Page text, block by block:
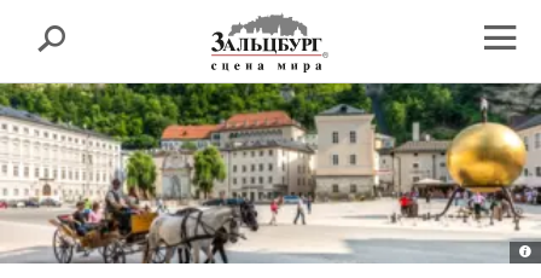
sr.skipnav.Zum
Inhalt
springen
sr.skipnav.Zum
Hauptmenü
springen
sr.skipnav.Zu
den
Kontaktinformationen
поиск